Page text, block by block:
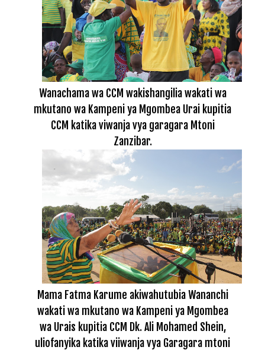
Wanachama wa CCM wakishangilia wakati wa
mkutano wa Kampeni ya Mgombea Urai kupitia
CCM katika viwanja vya garagara Mtoni
Zanzibar.
Mama Fatma Karume akiwahutubia Wananchi
wakati wa mkutano wa Kampeni ya Mgombea
wa Urais kupitia CCM Dk. Ali Mohamed Shein,
uliofanyika katika viiwanja vya Garagara mtoni